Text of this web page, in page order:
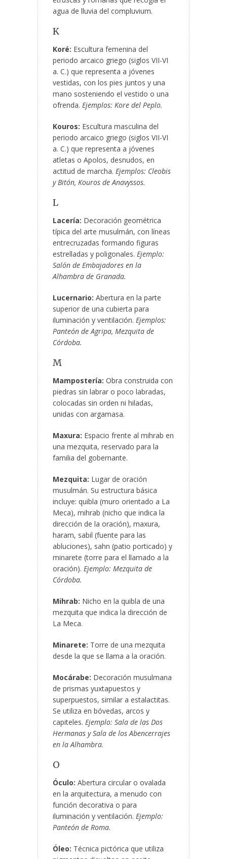
agua de lluvia del compluvium.
K
Koré: Escultura femenina del
periodo arcaico griego (siglos VII-VI
a. C.) que representa a jóvenes
vestidas, con los pies juntos y una
mano sosteniendo el vestido o una
ofrenda. Ejemplos: Kore del Peplo.
Kouros: Escultura masculina del
periodo arcaico griego (siglos VII-VI
a. C.) que representa a jóvenes
atletas o Apolos, desnudos, en
actitud de marcha. Ejemplos: Cleobis
y Bitón, Kouros de Anavyssos.
L
Lacería: Decoración geométrica
típica del arte musulmán, con líneas
entrecruzadas formando figuras
estrelladas y poligonales. Ejemplo:
Salón de Embajadores en la
Alhambra de Granada.
Lucernario: Abertura en la parte
superior de una cubierta para
iluminación y ventilación. Ejemplos:
Panteón de Agripa, Mezquita de
Córdoba.
M
Mampostería: Obra construida con
piedras sin labrar o poco labradas,
colocadas sin orden ni hiladas,
unidas con argamasa.
Maxura: Espacio frente al mihrab en
una mezquita, reservado para la
familia del gobernante.
Mezquita: Lugar de oración
musulmán. Su estructura básica
incluye: quibla (muro orientado a La
Meca), mihrab (nicho que indica la
dirección de la oración), maxura,
haram, sabil (fuente para las
abluciones), sahn (patio porticado) y
minarete (torre para el llamado a la
oración). Ejemplo: Mezquita de
Córdoba.
Mihrab: Nicho en la quibla de una
mezquita que indica la dirección de
La Meca.
Minarete: Torre de una mezquita
desde la que se llama a la oración.
Mocárabe: Decoración musulmana
de prismas yuxtapuestos y
superpuestos, similar a estalactitas.
Se utiliza en bóvedas, arcos y
capiteles. Ejemplo: Sala de las Dos
Hermanas y Sala de los Abencerrajes
en la Alhambra.
O
Óculo: Abertura circular o ovalada
en la arquitectura, a menudo con
función decorativa o para
iluminación y ventilación. Ejemplo:
Panteón de Roma.
Óleo: Técnica pictórica que utiliza